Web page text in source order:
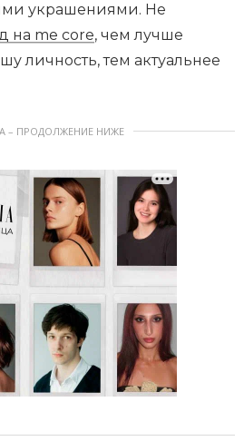
украшениями. Не
на me core, чем лучше
личность, тем актуальнее
– ПРОДОЛЖЕНИЕ НИЖЕ